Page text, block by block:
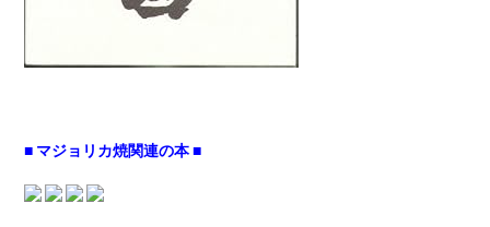
■ マジョリカ焼関連の本 ■